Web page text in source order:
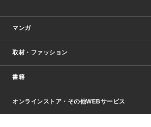
マンガ
少年マンガ
Vジャンプ
週刊ヤングジャンプ
取材・ファッション
Seventeen
芸能・情報・スポーツ
書籍
文芸・文庫・総合
オンラインストア・その他WEBサービス